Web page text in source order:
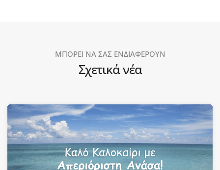
ΜΠΟΡΕΙ ΝΑ ΣΑΣ ΕΝΔΙΑΦΕΡΟΥΝ
Σχετικά νέα